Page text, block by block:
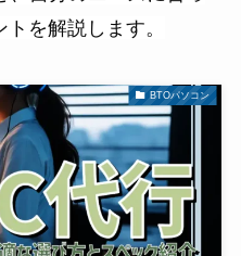
を解説します。
BTOパソコン